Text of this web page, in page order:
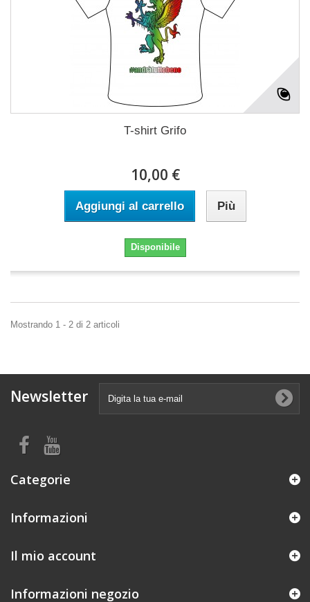
T-shirt Grifo
10,00 €
Aggiungi al carrello Più
Disponibile
Mostrando 1 - 2 di 2 articoli
Newsletter
Categorie
Informazioni
Il mio account
Informazioni negozio